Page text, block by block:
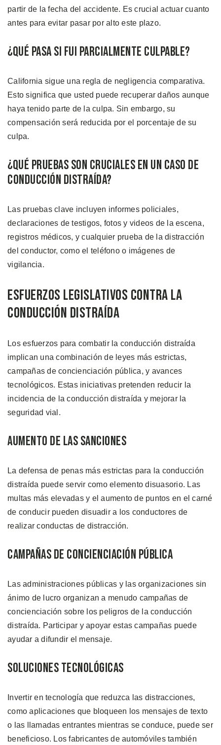
partir de la fecha del accidente. Es crucial actuar cuanto
antes para evitar pasar por alto este plazo.
¿Qué Pasa Si Fui Parcialmente Culpable?
California sigue una regla de negligencia comparativa.
Esto significa que usted puede recuperar daños aunque
haya tenido parte de la culpa. Sin embargo, su
compensación será reducida por el porcentaje de su
culpa.
¿Qué Pruebas son Cruciales en un Caso de
Conducción Distraída?
Las pruebas clave incluyen informes policiales,
declaraciones de testigos, fotos y videos de la escena,
registros médicos, y cualquier prueba de la distracción
del conductor, como el teléfono o imágenes de
vigilancia.
Esfuerzos Legislativos contra la
Conducción Distraída
Los esfuerzos para combatir la conducción distraída
implican una combinación de leyes más estrictas,
campañas de concienciación pública, y avances
tecnológicos. Estas iniciativas pretenden reducir la
incidencia de la conducción distraída y mejorar la
seguridad vial.
Aumento de las Sanciones
La defensa de penas más estrictas para la conducción
distraída puede servir como elemento disuasorio. Las
multas más elevadas y el aumento de puntos en el carné
de conducir pueden disuadir a los conductores de
realizar conductas de distracción.
Campañas de Concienciación Pública
Las administraciones públicas y las organizaciones sin
ánimo de lucro organizan a menudo campañas de
concienciación sobre los peligros de la conducción
distraída. Participar y apoyar estas campañas puede
ayudar a difundir el mensaje.
Soluciones Tecnológicas
Invertir en tecnología que reduzca las distracciones,
como aplicaciones que bloqueen los mensajes de texto
o las llamadas entrantes mientras se conduce, puede ser
beneficioso. Los fabricantes de automóviles también